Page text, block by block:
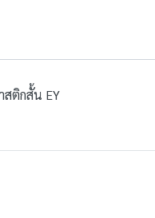
ติกสั้น EY